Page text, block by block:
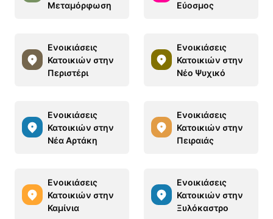
Μεταμόρφωση Εύοσμος
Ενοικιάσεις
Κατοικιών στην
Περιστέρι
Ενοικιάσεις
Κατοικιών στην
Νέο Ψυχικό
Ενοικιάσεις
Κατοικιών στην
Νέα Αρτάκη
Ενοικιάσεις
Κατοικιών στην
Πειραιάς
Ενοικιάσεις
Κατοικιών στην
Καμίνια
Ενοικιάσεις
Κατοικιών στην
Ξυλόκαστρο